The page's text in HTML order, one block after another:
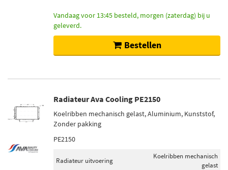
Vandaag voor 13:45 besteld, morgen (zaterdag) bij u
geleverd.
Bestellen
Radiateur Ava Cooling PE2150
Koelribben mechanisch gelast, Aluminium, Kunststof,
Zonder pakking
PE2150
Radiateur uitvoering
Koelribben mechanisch
gelast